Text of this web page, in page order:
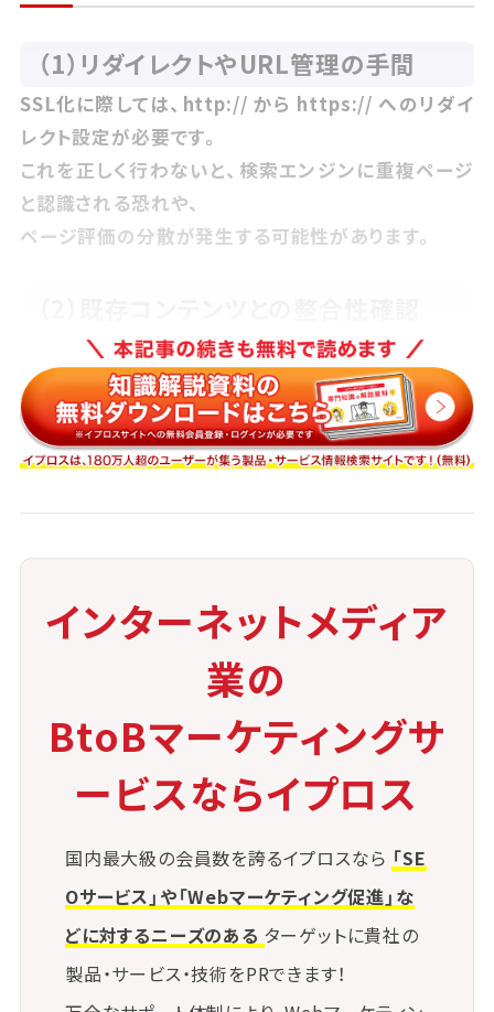
（1）リダイレクトやURL管理の手間
SSL化に際しては、http:// から https:// へのリダイ
レクト設定が必要です。
これを正しく行わないと、検索エンジンに重複ページ
と認識される恐れや、
ページ評価の分散が発生する可能性があります。
画像やスクリプトなどがhttpのまま埋め込まれている
と、SSL化されたページ内で
「混在コンテンツ（Mixed Content）」の警告が出る
ことがあります。
（3）証明書の更新と管理
要です。
更新忘れやミスにより、サイトが一時的に非表示にな
スケジュール管理や自動更新の仕組みづくりが重要で
す。
広告や分析用の外部タグもSSLに対応している必要
があります。
未対応のスクリプトは読み込まれなくなるため、事前
の確認と差し替えが必要です。
インターネットメディア
業の
BtoBマーケティングサ
ービスならイプロス
国内最大級の会員数を誇るイプロスなら 「SE
Oサービス」や「Webマーケティング促進」な
どに対するニーズのある ターゲットに貴社の
製品・サービス・技術をPRできます！